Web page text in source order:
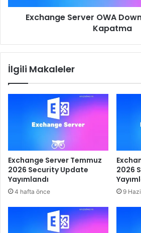
Exchange Server OWA
Kapatma
İlgili Makaleler
Exchange Server Temmuz
2026 Security Update
Yayımlandı
4 hafta önce
2026
9